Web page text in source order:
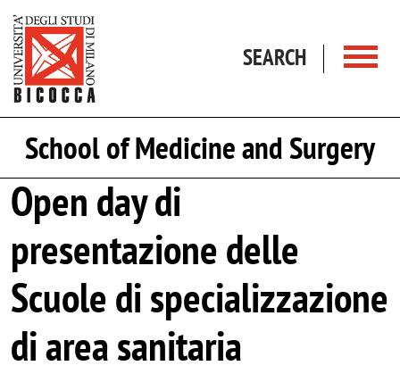
SEARCH
School of Medicine and Surgery
Open day di
presentazione delle
Scuole di specializzazione
di area sanitaria